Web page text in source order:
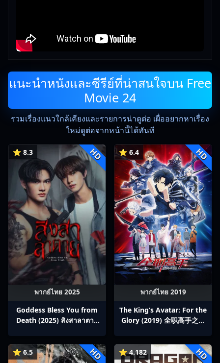
แนะนำหนังและซีรีย์ที่น่าสนใจบน Free
Movie 24
รวมเรื่องแนวใกล้เคียงและรายการน่าดูต่อ เผื่ออยากหาเรื่อง
ใหม่ดูต่อจากหน้านี้ได้ทันที
⭐ 8.3 HD
พากย์ไทย 2025
Goddess Bless You from
Death (2025) สิงสาลาตาย
⭐ 6.4 HD
พากย์ไทย 2019
The King’s Avatar: For the
Glory (2019) 全职高手之巅
⭐ 6.5 HD ⭐ 4.182 HD